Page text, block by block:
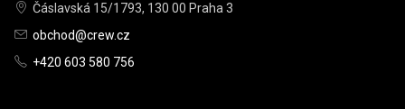
Čáslavská 15/1793, 130 00 Praha 3
obchod@crew.cz
+420 603 580 756